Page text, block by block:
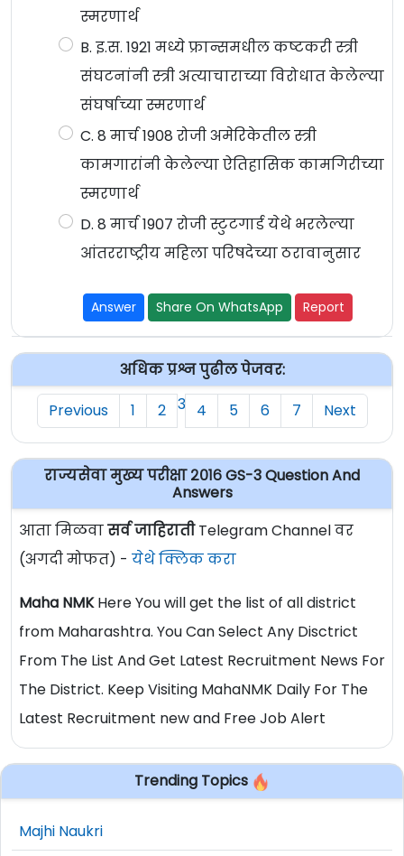
स्मरणार्थ
B. इ.स. 1921 मध्ये फ्रान्समधील कष्टकरी स्त्री
संघटनांनी स्त्री अत्याचाराच्या विरोधात केलेल्या
संघर्षाच्या स्मरणार्थ
C. 8 मार्च 1908 रोजी अमेरिकेतील स्त्री
कामगारांनी केलेल्या ऐतिहासिक कामगिरीच्या
स्मरणार्थ
D. 8 मार्च 1907 रोजी स्टुटगार्ड येथे भरलेल्या
आंतरराष्ट्रीय महिला परिषदेच्या ठरावानुसार
Answer Share On WhatsApp Report
अधिक प्रश्न पुढील पेजवर:
Previous
1 2 3 4 5 6 7 Next
राज्यसेवा मुख्य परीक्षा २०१६ GS-3 Question And
Answers
आता मिळवासर्व जाहिरातीTelegram Channel वर
(अगदी मोफत) - येथे क्लिक करा
Maha NMKHere You will get the list of all district
from Maharashtra. You Can Select Any Disctrict
From The List And Get Latest Recruitment News For
The District. Keep Visiting MahaNMK Daily For The
Latest Recruitment new and Free Job Alert
Trending Topics
Majhi Naukri